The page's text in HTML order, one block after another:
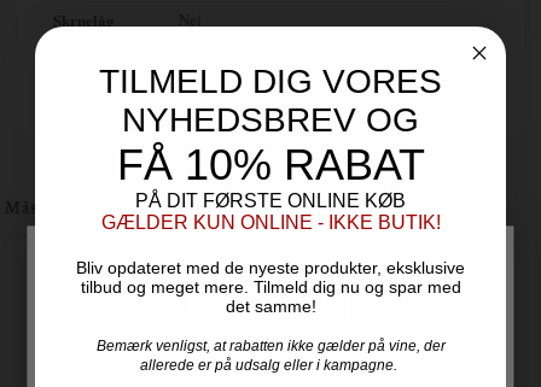
For at handle hos Vinogvin.dk skal du være over 18 år.
toppen Madonna di Como 4 kilometer syd for Barbaresco.
Skruelåg Nej
Måske du også er interesseret i
TILMELD DIG VORES
NYHEDSBREV OG
FÅ 10% RABAT
PÅ DIT FØRSTE ONLINE KØB
GÆLDER KUN ONLINE - IKKE BUTIK!
Bliv opdateret med de nyeste produkter, eksklusive
tilbud og meget mere. Tilmeld dig nu og spar med
det samme!
Bemærk venligst, at rabatten ikke gælder på vine, der
allerede er på udsalg eller i kampagne.